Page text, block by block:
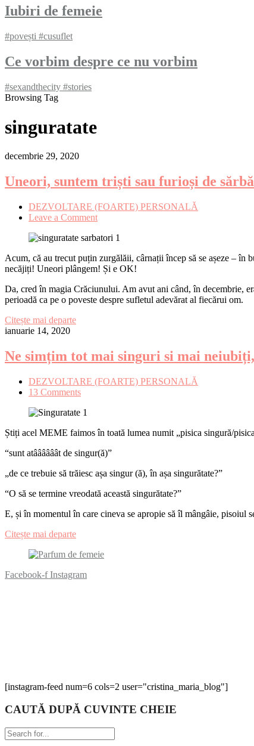
Iubiri de femeie
#povești #cusuflet
Ce vorbim despre ce nu vorbim
#sexandthecity #stories
Browsing Tag
singuratate
decembrie 29, 2020
Uneori, suntem triști sau furioși de
DEZVOLTARE (FOARTE) PERSONALĂ​
Leave a Comment
Acum, că au trecut puțin zurgălăii, cârnații încep să se așeze – în
necăjiți! Uneori plângem! Și e OK!
Da, cred în magia Crăciunului. Am avut ani când, în decembrie,
perioadă ca pe o poveste despre sufletul adevărat al fiecărui om.
Citește mai departe
ianuarie 14, 2020
Ne simțim tot mai singuri si mai
DEZVOLTARE (FOARTE) PERSONALĂ​
13 Comments
Știți acel MEME faimos în toată lumea numit „pisica singură/
“sunt atâââââât de singur(ă)”
„de ce trebuie să trăiesc așa singur (ă), în așa singurătate?”
“O să se termine vreodată această singurătate?”
E, și în momentul în care cineva se apropie să îl mângâie,
Citește mai departe
Facebook-f Instagram
[instagram-feed num=6 cols=2 user="cristina_maria_blog"]
CAUTĂ DUPĂ CUVINTE CHEIE